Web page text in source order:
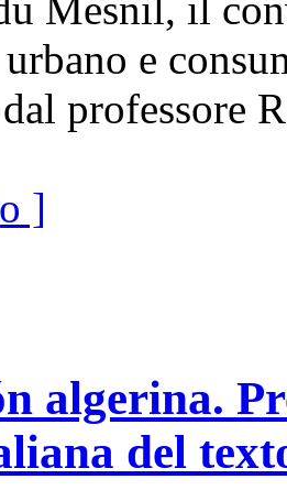
Mesnil, il
e
professore
]
algerina.
del